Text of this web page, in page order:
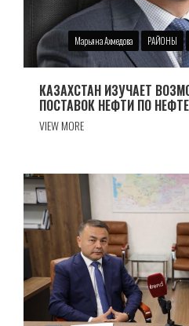
Марьяна Ахмедова РАЙОНЫ
КАЗАХСТАН ИЗУЧАЕТ
ПОСТАВОК НЕФТИ ПО
VIEW MORE